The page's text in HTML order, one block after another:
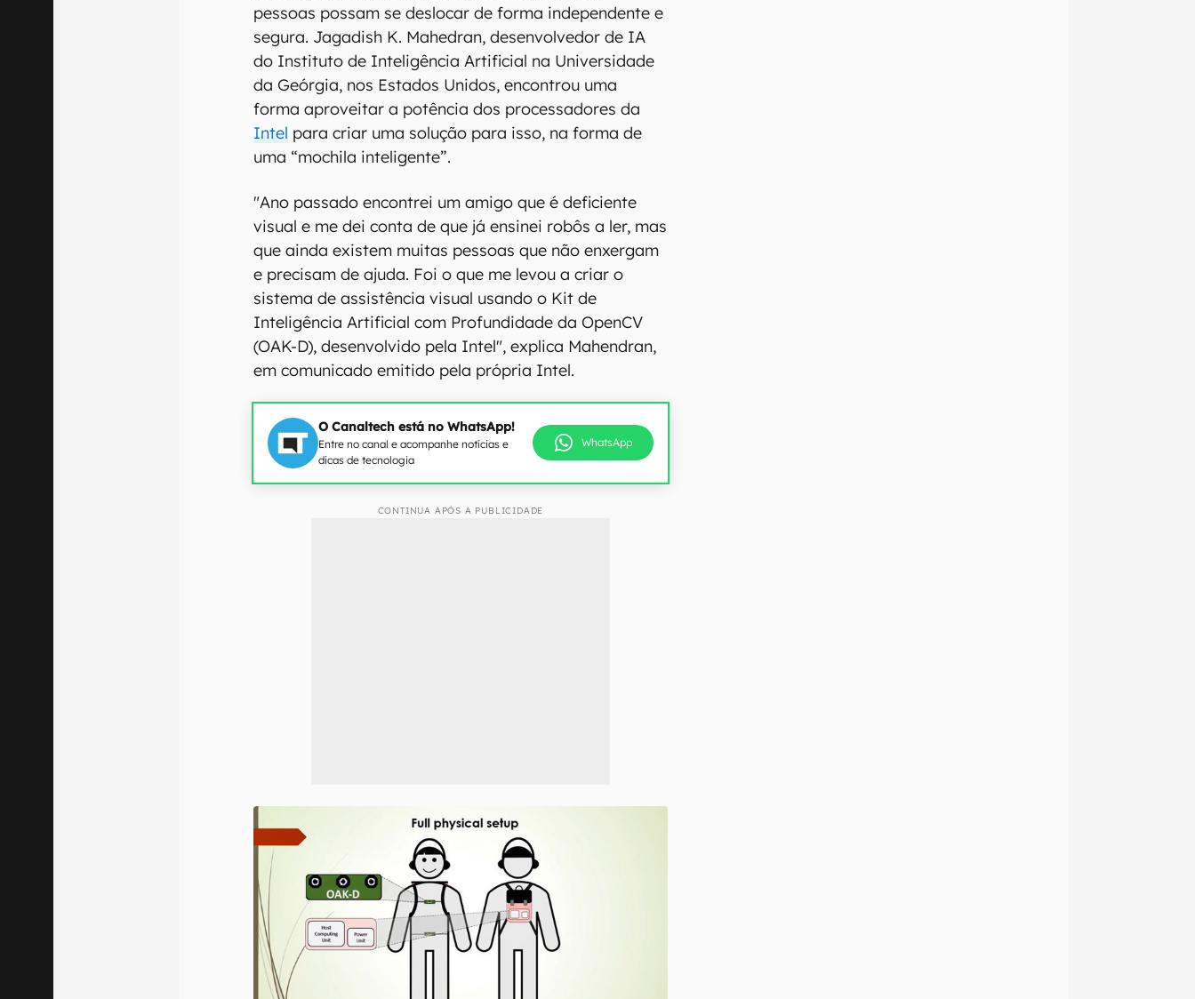
pessoas possam se deslocar de forma independente e
segura. Jagadish K. Mahedran, desenvolvedor de IA
do Instituto de Inteligência Artificial na Universidade
da Geórgia, nos Estados Unidos, encontrou uma
forma aproveitar a potência dos processadores da
Intel para criar uma solução para isso, na forma de
uma “mochila inteligente”.
"Ano passado encontrei um amigo que é deficiente
visual e me dei conta de que já ensinei robôs a ler, mas
que ainda existem muitas pessoas que não enxergam
e precisam de ajuda. Foi o que me levou a criar o
sistema de assistência visual usando o Kit de
Inteligência Artificial com Profundidade da OpenCV
(OAK-D), desenvolvido pela Intel", explica Mahendran,
em comunicado emitido pela própria Intel.
O Canaltech está no WhatsApp!
Entre no canal e acompanhe notícias e
dicas de tecnologia
WhatsApp
CONTINUA APÓS A PUBLICIDADE